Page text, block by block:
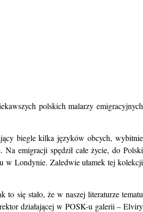
polskich malarzy emigracyjnych
biegle kilka języków obcych, wybitnie
emigracji spędził całe życie, doPolski
w Londynie. Zaledwie ułamek tej kolekcji
to się stało, że w naszej literaturze tematu
działającej w POSK-u galerii –Elviry